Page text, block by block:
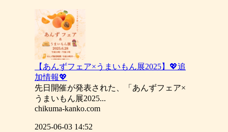
【あんずフェア×うまいもん展2025】💖追
加情報💖
先日開催が発表された、「あんずフェア×
うまいもん展2025...
chikuma-kanko.com
2025-06-03 14:52